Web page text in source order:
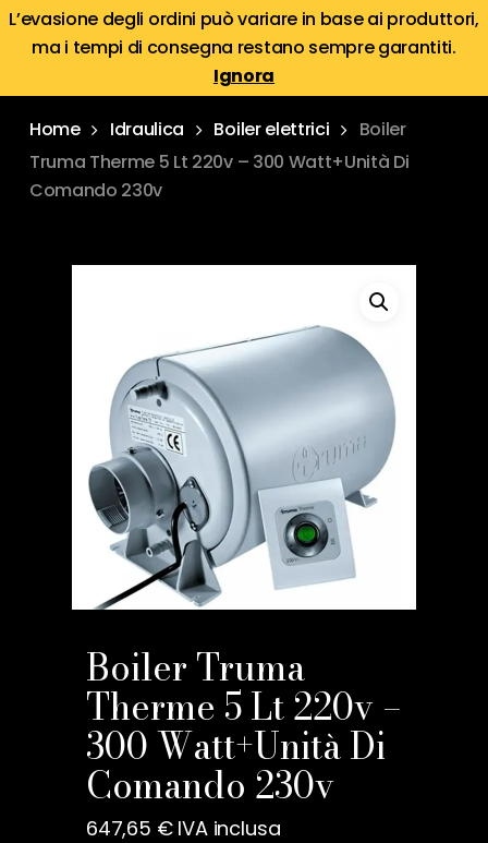
L’evasione degli ordini può variare in base ai produttori,
ma i tempi di consegna restano sempre garantiti.
Ignora
Skip
content
Menu
searchaccount
Home Idraulica Boiler elettrici
Boiler
Truma Therme 5 Lt 220v – 300 Watt+Unità Di
Comando 230v
Boiler Truma
Therme 5 Lt 220v –
300 Watt+Unità Di
Comando 230v
647,65 € IVA inclusa
Menu